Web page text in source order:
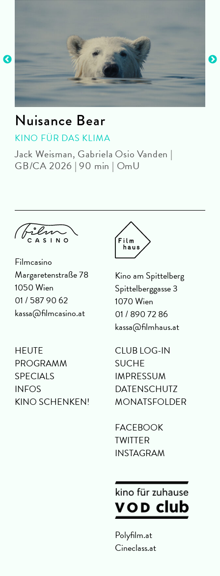
Nuisance Bear
KINO FÜR DAS KLIMA
Jack Weisman, Gabriela Osio Vanden |
GB/CA 2026 | 90 min | OmU
Filmcasino
Margaretenstraße 78
1050 Wien
01 / 587 90 62
kassa@filmcasino.at
Kino am Spittelberg
Spittelberggasse 3
1070 Wien
01 / 890 72 86
kassa@filmhaus.at
HEUTE
PROGRAMM
SPECIALS
INFOS
KINO SCHENKEN!
CLUB LOG-IN
SUCHE
IMPRESSUM
DATENSCHUTZ
MONATSFOLDER
FACEBOOK
TWITTER
INSTAGRAM
Polyfilm.at
Cineclass.at